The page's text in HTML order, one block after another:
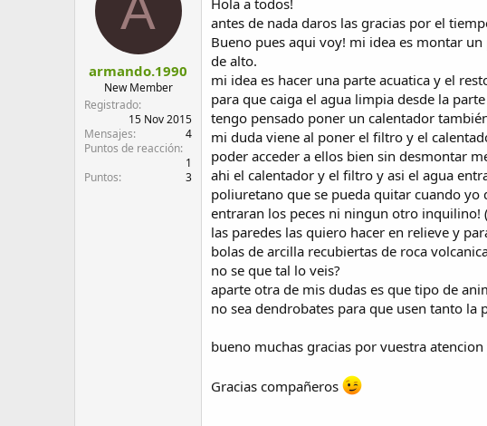
r
e
t
e
a
i
o
armando.1990
New Member
Registrado
15 Nov 2015
Mensajes
4
Puntos de reacción
1
Puntos
3
Hola a todos!
antes de nada daros las gracias por el
Bueno pues aqui voy! mi idea es montar
de alto.
mi idea es hacer una parte acuatica y el
para que caiga el agua limpia desde la
tengo pensado poner un calentador
mi duda viene al poner el filtro y el
poder acceder a ellos bien sin desmontar
ahi el calentador y el filtro y asi el agua
poliuretano que se pueda quitar cuando
entraran los peces ni ningun otro inquilino!
las paredes las quiero hacer en relieve y
bolas de arcilla recubiertas de roca
no se que tal lo veis?
aparte otra de mis dudas es que tipo de
no sea dendrobates para que usen tanto la
bueno muchas gracias por vuestra
Gracias compañeros